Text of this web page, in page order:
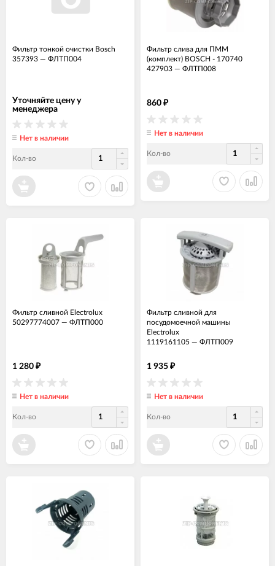
Фильтр тонкой очистки Bosch
357393 — ФЛТП004
Уточняйте цену у
менеджера
Нет в наличии
Кол-во
Фильтр слива для ПММ
(комплект) BOSCH - 170740
427903 — ФЛТП008
860 ₽
Нет в наличии
Кол-во
Фильтр сливной Electrolux
50297774007 — ФЛТП000
1 280 ₽
Нет в наличии
Кол-во
Фильтр сливной для
посудомоечной машины
Electrolux
1119161105 — ФЛТП009
1 935 ₽
Нет в наличии
Кол-во